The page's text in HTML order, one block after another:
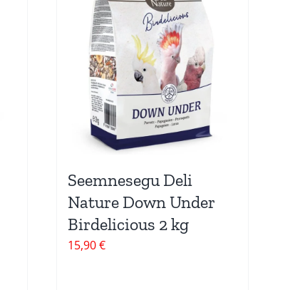
Seemnesegu Deli
Nature Down Under
Birdelicious 2 kg
15,90€